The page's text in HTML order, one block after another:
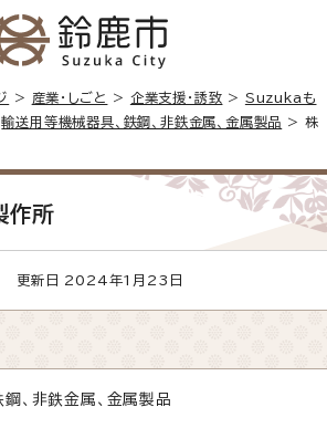
> 産業・しごと > 企業支援・誘致 > Suzukaも
輸送用等機械器具、鉄鋼、非鉄金属、金属製品 > 株
作所
更新日 2024年1月23日
、非鉄金属、金属製品